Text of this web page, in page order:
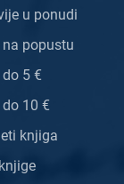
u ponudi
na popustu
5 €
10 €
knjiga